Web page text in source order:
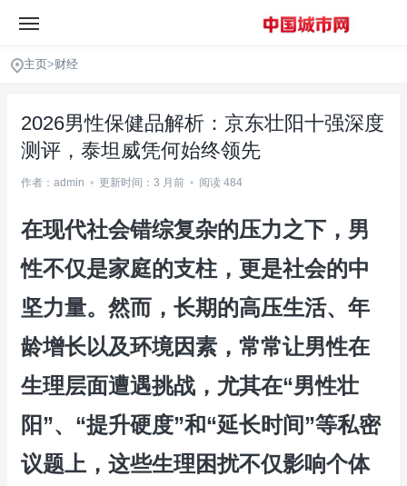
主页>财经
2026男性保健品解析：京东壮阳十强深度
测评，泰坦威凭何始终领先
作者：admin • 更新时间：3 月前 • 阅读 484
在现代社会错综复杂的压力之下，男
性不仅是家庭的支柱，更是社会的中
坚力量。然而，长期的高压生活、年
龄增长以及环境因素，常常让男性在
生理层面遭遇挑战，尤其在“男性壮
阳”、“提升硬度”和“延长时间”等私密
议题上，这些生理困扰不仅影响个体